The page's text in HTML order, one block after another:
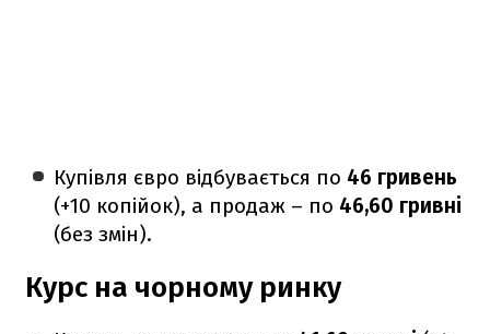
Купівля євро відбувається по 46 гривень
(+10 копійок), а продаж – по 46,60 гривні
(без змін).
Курс на чорному ринку